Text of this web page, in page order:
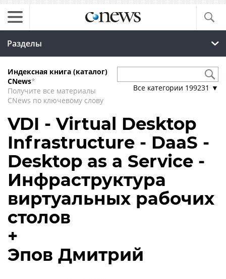
Разделы
Индексная книга (каталог)
CNews*
Получите все материалы
CNews по ключевому слову
Все категории 199231 ▼
VDI - Virtual Desktop
Infrastructure - DaaS -
Desktop as a Service -
Инфраструктура
виртуальных рабочих
столов
+
Эпов Дмитрий